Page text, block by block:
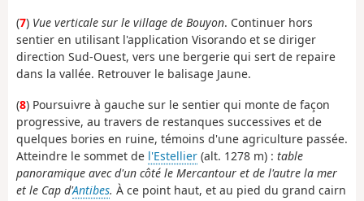
(7) Vue verticale sur le village de Bouyon. Continuer hors
sentier en utilisant l'application Visorando et se diriger
direction Sud-Ouest, vers une bergerie qui sert de repaire
dans la vallée. Retrouver le balisage Jaune.
(8) Poursuivre à gauche sur le sentier qui monte de façon
progressive, au travers de restanques successives et de
quelques bories en ruine, témoins d'une agriculture passée.
Atteindre le sommet de l'Estellier (alt. 1278 m) : table
panoramique avec d'un côté le Mercantour et de l'autre la mer
et le Cap d'Antibes. À ce point haut, et au pied du grand cairn